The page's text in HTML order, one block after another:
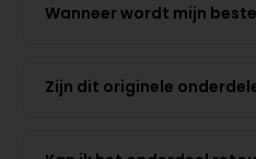
Wanneer wordt mijn
Zijn dit originele